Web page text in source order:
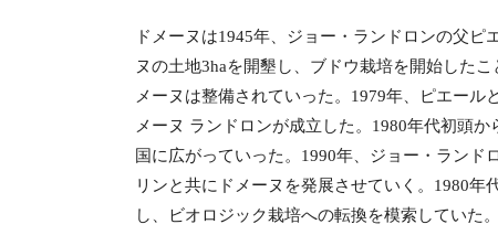
ドメーヌは1945年、ジョー・ランドロンの父
ヌの土地3haを開墾し、ブドウ栽培を開始した
メーヌは整備されていった。1979年、ピエー
メーヌ ランドロンが成立した。1980年代初頭
国に広がっていった。1990年、ジョー・ラン
リンと共にドメーヌを発展させていく。1980
し、ビオロジック栽培への転換を模索していた